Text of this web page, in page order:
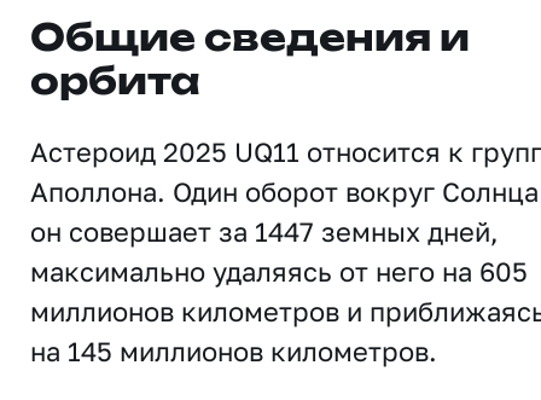
Общие сведения и
орбита
Астероид 2025 UQ11 относится к
Аполлона. Один оборот вокруг Солнца
он совершает за 1447 земных дней,
максимально удаляясь от него на 605
миллионов километров и
на 145 миллионов километров.